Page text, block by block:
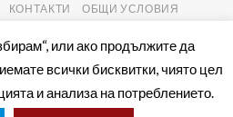
КОНТАКТИ ОБЩИ УСЛОВИЯ
или ако продължите да
всички бисквитки, чиято цел
и анализа на потреблението.